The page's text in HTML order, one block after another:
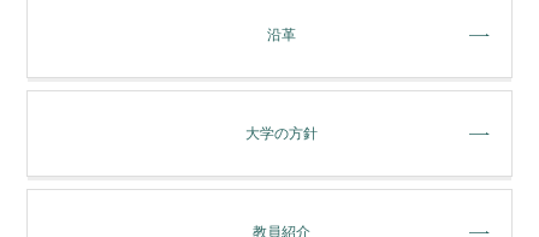
沿革
大学の方針
教員紹介